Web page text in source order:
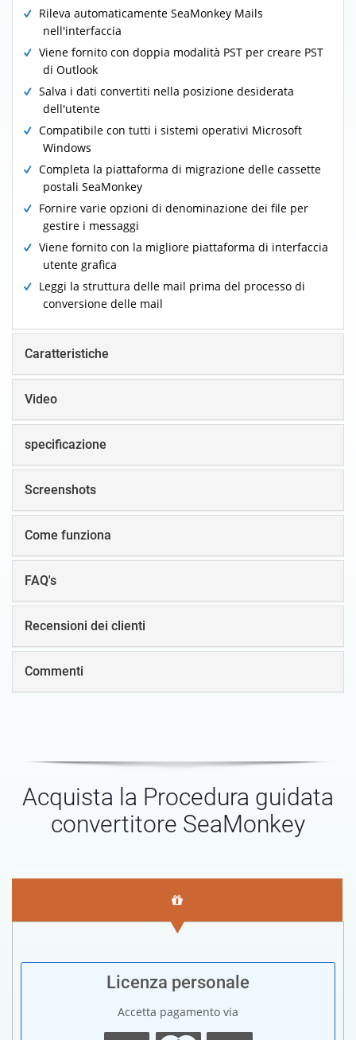
Rileva automaticamente SeaMonkey Mails
nell'interfaccia
Viene fornito con doppia modalità PST per creare PST
di Outlook
Salva i dati convertiti nella posizione desiderata
dell'utente
Compatibile con tutti i sistemi operativi Microsoft
Windows
Completa la piattaforma di migrazione delle cassette
postali SeaMonkey
Fornire varie opzioni di denominazione dei file per
gestire i messaggi
Viene fornito con la migliore piattaforma di interfaccia
utente grafica
Leggi la struttura delle mail prima del processo di
conversione delle mail
Caratteristiche
Video
specificazione
Screenshots
Come funziona
FAQ's
Recensioni dei clienti
Commenti
Acquista la Procedura guidata
convertitore SeaMonkey
Licenza personale
Accetta pagamento via